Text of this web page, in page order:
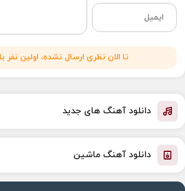
تا الان نظری ارسال نشده، اولین نفر
دانلود آهنگ های جدید
دانلود آهنگ ماشین